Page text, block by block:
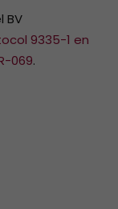
BV
9335-1 en
069.